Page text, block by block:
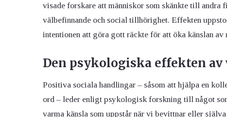
visade forskare att människor som skänkte till
välbefinnande och social tillhörighet. Effekten
intentionen att göra gott räckte för att öka känslan av
Den psykologiska effekten av
Positiva sociala handlingar – såsom att hjälpa en
ord – leder enligt psykologisk forskning till något
varma känsla som uppstår när vi bevittnar eller